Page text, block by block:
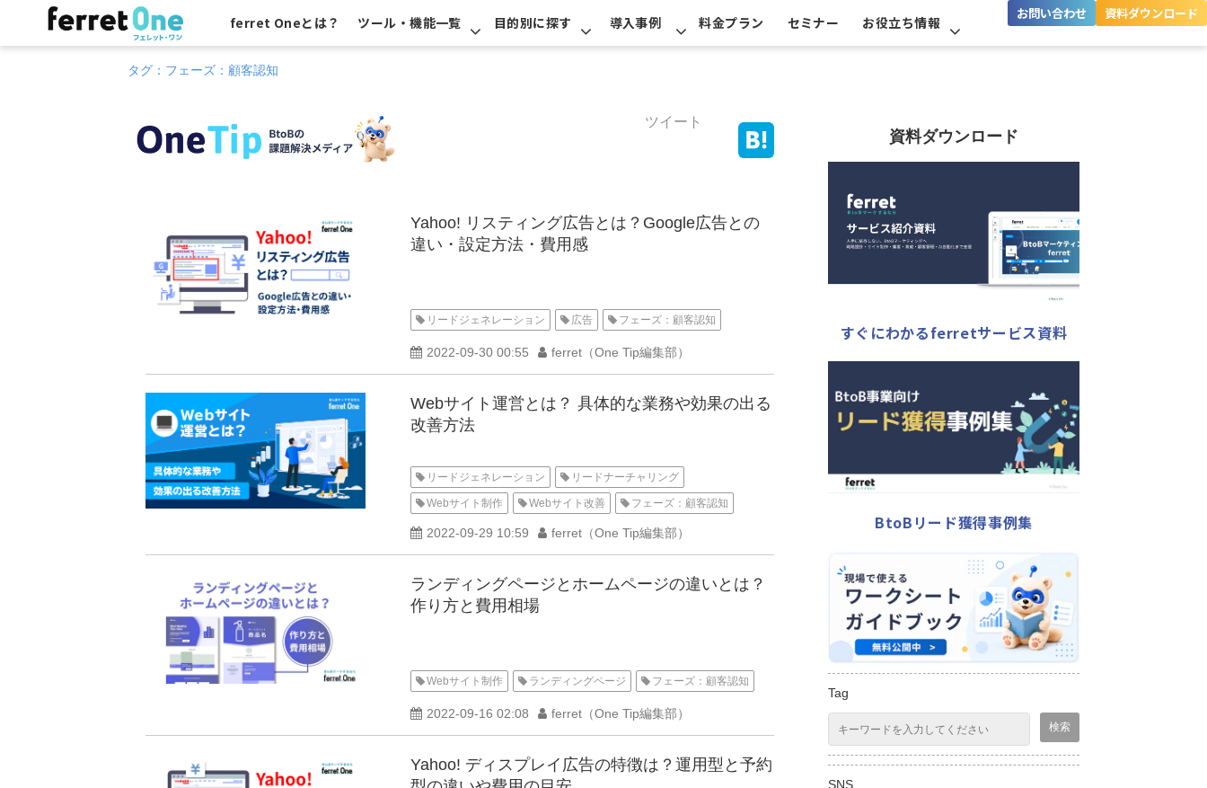
ferret Oneとは？ ツール・機能一覧 目的別に探す 導入事例 料金プラン セミナー お役立ち情報
お問い合わせ 資料ダウンロード
タグ：フェーズ：顧客認知
ツイート
Yahoo! リスティング広告とは？Google広告との
違い・設定方法・費用感
リードジェネレーション 広告 フェーズ：顧客認知
2022-09-30 00:55 ferret（One Tip編集部）
Webサイト運営とは？ 具体的な業務や効果の出る
改善方法
リードジェネレーション リードナーチャリング
Webサイト制作 Webサイト改善 フェーズ：顧客認知
2022-09-29 10:59 ferret（One Tip編集部）
ランディングページとホームページの違いとは？
作り方と費用相場
Webサイト制作 ランディングページ フェーズ：顧客認知
2022-09-16 02:08 ferret（One Tip編集部）
Yahoo! ディスプレイ広告の特徴は？運用型と予約
資料ダウンロード
すぐにわかるferretサービス資料
BtoBリード獲得事例集
Tag
SNS